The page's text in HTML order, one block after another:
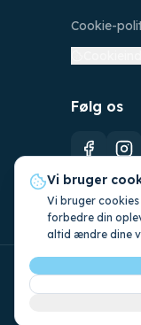
Vi bruger
Vi bruger
forbedre din
altid ændre dine
Cookie-
Følg os
©2026
Alle